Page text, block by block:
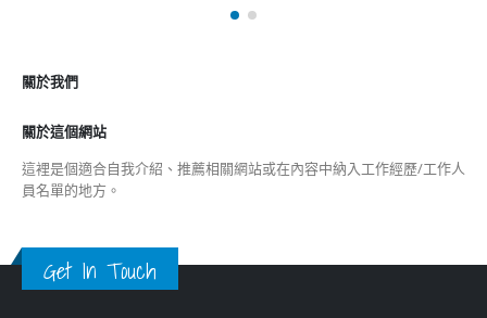
關於我們
關於這個網站
這裡是個適合自我介紹、推薦相關網站或在內容中納入工作經歷/工作人
員名單的地方。
Get In Touch